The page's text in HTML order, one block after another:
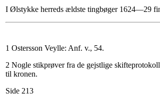
I Ølstykke herreds ældste tingbøger 1624—29
1 Ostersson Veylle: Anf. v., 54.
2 Nogle stikprøver fra de gejstlige
til kronen.
Side 213